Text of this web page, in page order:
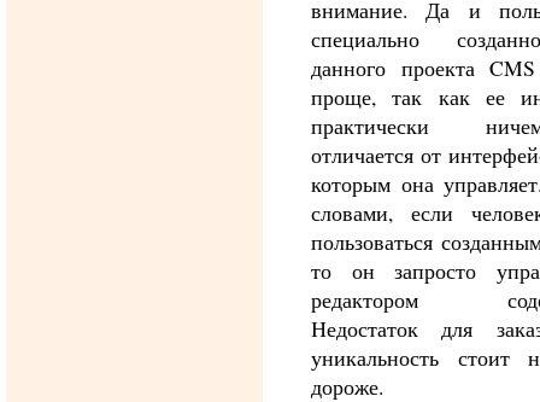
внимание. Да и
специально
данного проекта CMS
проще, так как ее
практически
отличается от
которым она
словами, если
пользоваться
то он запросто
редактором
Недостаток для
уникальность стоит
дороже.